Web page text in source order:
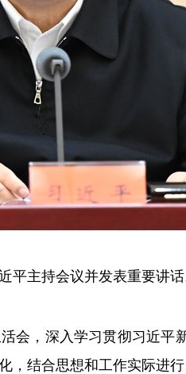
主持会议并发表重要讲
，深入学习贯彻习近平
结合思想和工作实际进